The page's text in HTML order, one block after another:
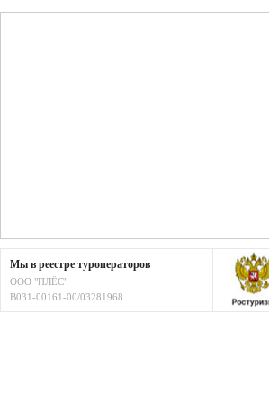
Мы в реестре туроператоров
ООО "ПЛЁС"
В031-00161-00/03281968